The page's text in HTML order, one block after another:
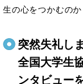
生の心をつかむのか
突然失礼し
全国大学生
ンタビュー